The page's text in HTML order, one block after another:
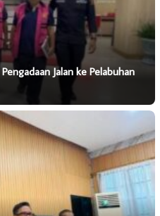
Jalan ke Pelabuhan